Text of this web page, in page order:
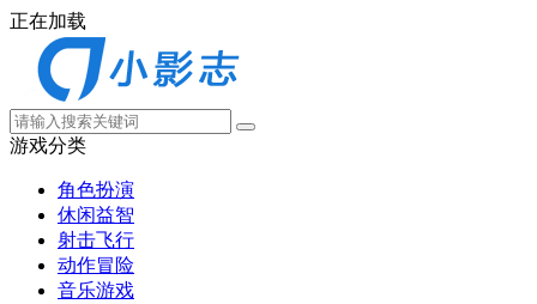
正在加载
游戏分类
角色扮演
休闲益智
射击飞行
动作冒险
音乐游戏